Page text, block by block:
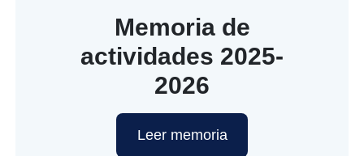
Memoria de
actividades 2025-
2026
Leer memoria